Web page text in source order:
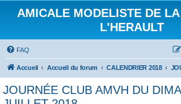
AMICALE MODELISTE DE
L'HERAULT
FAQ
Accueil Accueil du forum CALENDRIER 2018
JOURNÉE CLUB AMVH DU